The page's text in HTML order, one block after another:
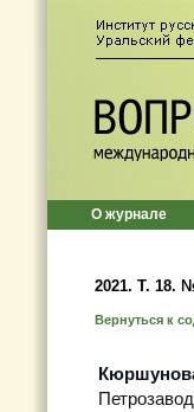
О журнале
2021. Т. 18.
Вернуться к